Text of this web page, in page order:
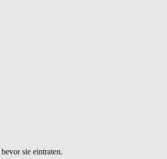
sie eintraten.